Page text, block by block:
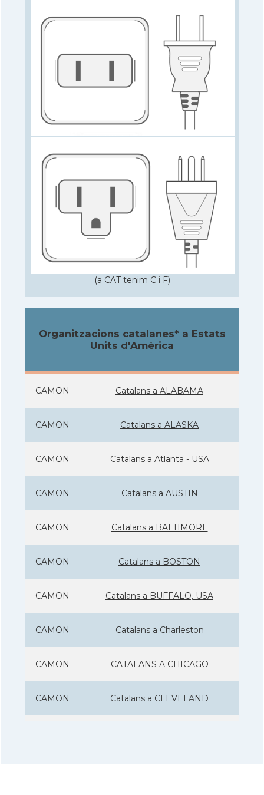
(a CAT tenim C i F)
Organitzacions catalanes* a Estats
Units d'Amèrica
CAMON Catalans a ALABAMA
CAMON Catalans a ALASKA
CAMON Catalans a Atlanta - USA
CAMON Catalans a AUSTIN
CAMON Catalans a BALTIMORE
CAMON Catalans a BOSTON
CAMON Catalans a BUFFALO, USA
CAMON Catalans a Charleston
CAMON CATALANS A CHICAGO
CAMON Catalans a CLEVELAND